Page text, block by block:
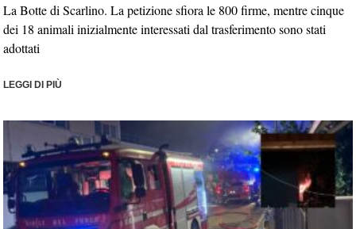
La Botte di Scarlino. La petizione sfiora le 800 firme, mentre cinque
dei 18 animali inizialmente interessati dal trasferimento sono stati
adottati
LEGGI DI PIÙ